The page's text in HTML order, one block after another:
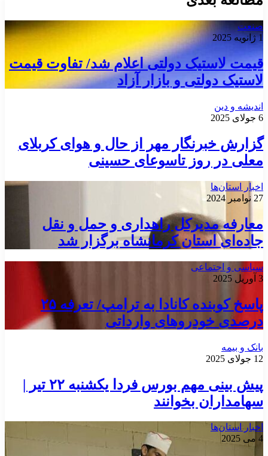
صنعت
1 ژانویه 2025
قیمت لاستیک دولتی اعلام شد/ تفاوت قیمت
لاستیک دولتی و بازار آزاد
اندیشه و دین
6 جولای 2025
گزارش خبرنگار مهر از حال و هوای کربلای
معلی در روز تاسوعای حسینی
اخبار استان‌ها
27 نوامبر 2024
معارفه مدیرکل راهداری و حمل و نقل
جاده‌ای استان کرمانشاه برگزار شد
سیاسی و اجتماعی
3 آوریل 2025
پاسخ کوبنده کانادا به ترامپ/ تعرفه ۲۵
درصدی خودرو‌های وارداتی
بانک و بیمه
12 جولای 2025
پیش بینی مهم بورس فردا یکشنبه ۲۲ تیر |
سهامداران بخوانند
اخبار استان‌ها
4 می 2025